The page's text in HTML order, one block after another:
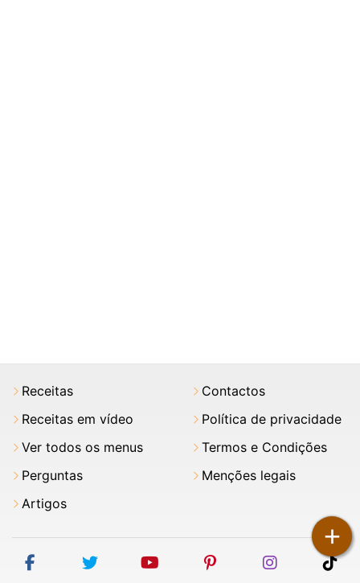
+
Receitas
Receitas em vídeo
Ver todos os menus
Perguntas
Artigos
Contactos
Política de privacidade
Termos e Condições
Menções legais
facebooktwitter youtubepinterestinstagram